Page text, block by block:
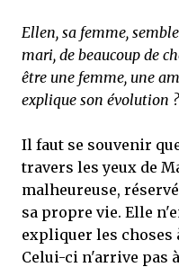
Ellen, sa femme,
mari, de beaucoup de
être une femme, une
explique son évolution ?
Il faut se souvenir
travers les yeux de
malheureuse,
sa propre vie. Elle
expliquer les choses
Celui-ci n'arrive pas